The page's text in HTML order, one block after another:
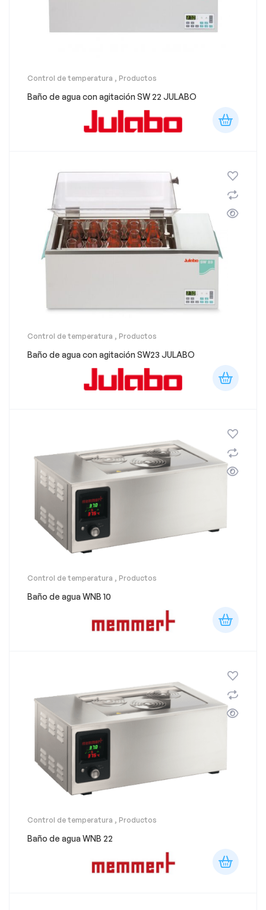
Control de temperatura , Productos
Baño de agua con agitación SW 22 JULABO
Control de temperatura , Productos
Baño de agua con agitación SW23 JULABO
Control de temperatura , Productos
Baño de agua WNB 10
Control de temperatura , Productos
Baño de agua WNB 22